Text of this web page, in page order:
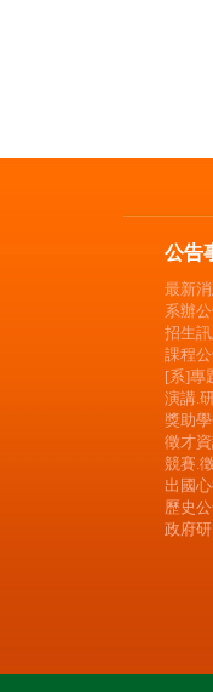
公告
最新
系辦
招生
課程
[系]專
演講.
獎助
徵才
競賽.
出國
歷史
政府